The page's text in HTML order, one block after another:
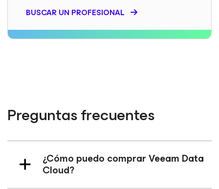
BUSCAR UN PROFESIONAL
Preguntas frecuentes
¿Cómo puedo comprar Veeam Data
Cloud?